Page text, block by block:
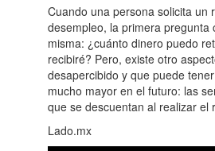
Cuando una persona solicita un
desempleo, la primera pregunta
misma: ¿cuánto dinero puedo
recibiré? Pero, existe otro
desapercibido y que puede
mucho mayor en el futuro: las
que se descuentan al realizar el
Lado.mx